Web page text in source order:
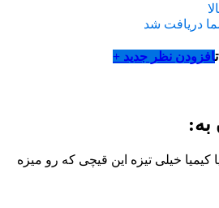
دریافت شد
افزودن نظر جدید +
به:
کیمیا خیلی تیزه این قیچی که رو میزه